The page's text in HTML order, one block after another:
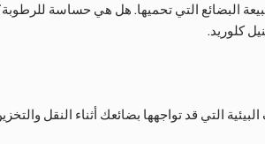
البضائع التي تحميها. هل هي حساسة
كلوريد.
التي قد تواجهها بضائعك أثناء النقل